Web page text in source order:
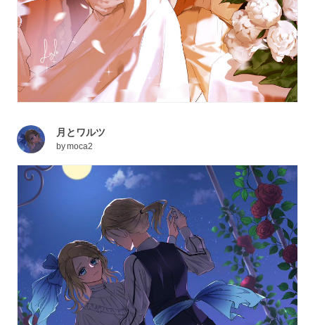
月とワルツ
bymoca2